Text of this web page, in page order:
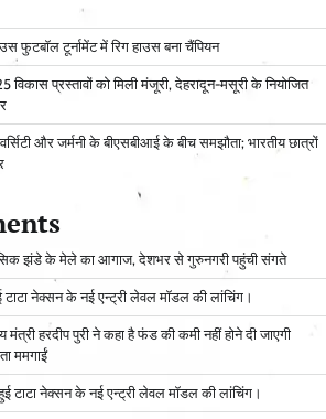
फुटबॉल टूर्नामेंट में रिग हाउस बना चैंपियन
विकास प्रस्तावों को मिली मंजूरी, देहरादून-मसूरी के नियोजित
और जर्मनी के बीएसबीआई के बीच समझौता; भारतीय छात्रों
झंडे के मेले का आगाज, देशभर से गुरुनगरी पहुंची संगते
टाटा नेक्सन के नई एन्ट्री लेवल मॉडल की लांचिंग।
मंत्री हरदीप पुरी ने कहा है फंड की कमी नहीं होने दी जाएगी
ममगाईं
टाटा नेक्सन के नई एन्ट्री लेवल मॉडल की लांचिंग।